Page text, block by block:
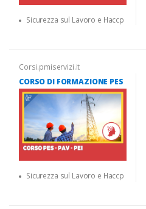
Sicurezza sul Lavoro e Haccp
Corsi.pmiservizi.it
CORSO DI FORMAZIONE PES
Sicurezza sul Lavoro e Haccp